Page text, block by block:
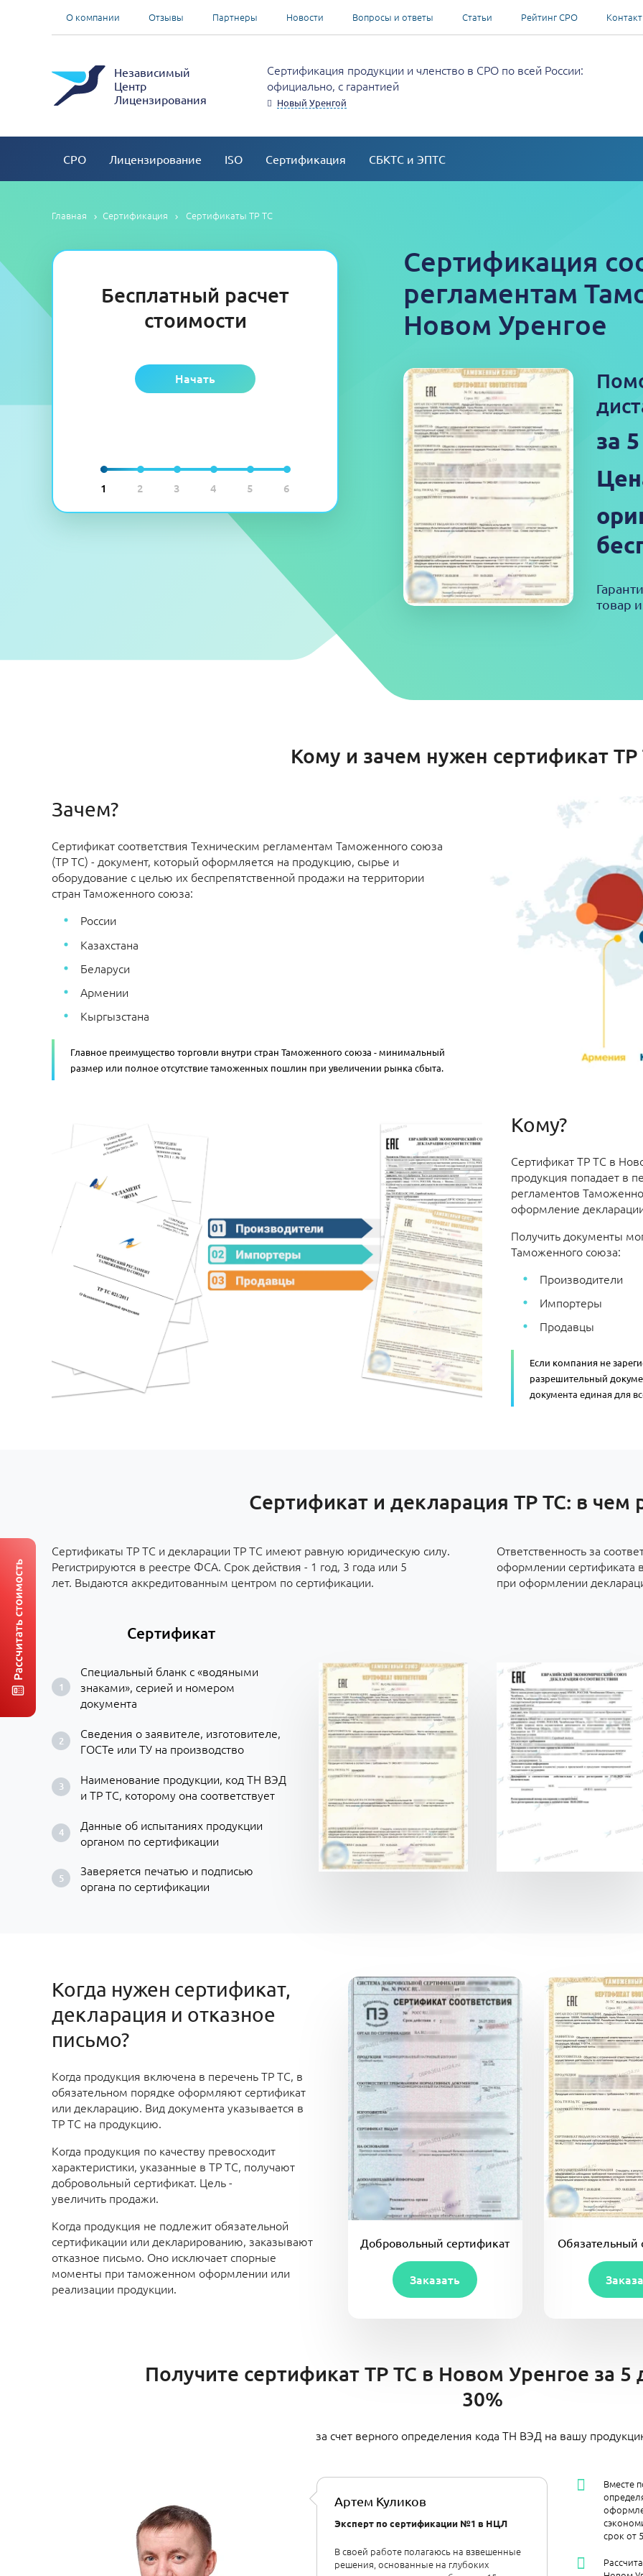
О компании Отзывы Партнеры Новости Вопросы и ответы Статьи Рейтинг СРО
Независимый
Центр
Лицензирования
Сертификация продукции и членство в СРО по всей России:
официально, с гарантией
Новый Уренгой
СРО Лицензирование ISO Сертификация СБКТС и ЭПТС
Главная Сертификация Сертификаты ТР ТС
1 2 3 4 5 6
Бесплатный расчет
стоимости
Начать
Сертификация
регламентам
Новом Уренгое
за
товар
Кому и зачем нужен сертификат ТР
Зачем?
Сертификат соответствия Техническим регламентам Таможенного союза
(ТР ТС) - документ, который оформляется на продукцию, сырье и
оборудование с целью их беспрепятственной продажи на территории
стран Таможенного союза:
России
Казахстана
Беларуси
Армении
Кыргызстана
Главное преимущество торговли внутри стран Таможенного союза - минимальный
размер или полное отсутствие таможенных пошлин при увеличении рынка сбыта.
Кому?
Сертификат ТР ТС в
продукция попадает в
регламентов
оформление
Получить документы
Таможенного союза:
Производители
Импортеры
Продавцы
Если компания не
разрешительный
документа единая для
Сертификат и декларация ТР ТС: в чем
Сертификаты ТР ТС и декларации ТР ТС имеют равную юридическую силу.
Регистрируются в реестре ФСА. Срок действия - 1 год, 3 года или 5
лет. Выдаются аккредитованным центром по сертификации.
Ответственность за
оформлении сертификата
при оформлении
Сертификат
Специальный бланк с «водяными
знаками», серией и номером
документа
Сведения о заявителе, изготовителе,
ГОСТе или ТУ на производство
Наименование продукции, код ТН ВЭД
и ТР ТС, которому она соответствует
Данные об испытаниях продукции
органом по сертификации
Заверяется печатью и подписью
органа по сертификации
Когда нужен сертификат,
декларация и отказное
письмо?
Когда продукция включена в перечень ТР ТС, в
обязательном порядке оформляют сертификат
или декларацию. Вид документа указывается в
ТР ТС на продукцию.
Когда продукция по качеству превосходит
характеристики, указанные в ТР ТС, получают
добровольный сертификат. Цель -
увеличить продажи.
Когда продукция не подлежит обязательной
сертификации или декларированию, заказывают
отказное письмо. Оно исключает спорные
моменты при таможенном оформлении или
реализации продукции.
Добровольный сертификат
Заказать
Обязательный
Получите сертификат ТР ТС в Новом Уренгое за 5
30%
за счет верного определения кода ТН ВЭД на вашу
Артем Куликов
Эксперт по сертификации №1 в НЦЛ
В своей работе полагаюсь на взвешенные
решения, основанные на глубоких
Вместе
срок от